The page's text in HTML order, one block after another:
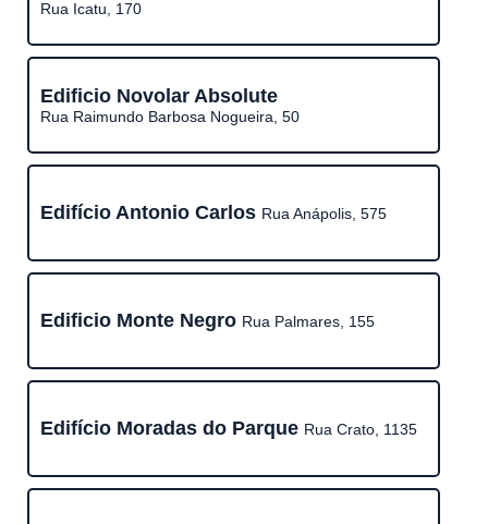
Rua Icatu, 170
Edificio Novolar Absolute
Rua Raimundo Barbosa Nogueira, 50
Edifício Antonio Carlos Rua Anápolis, 575
Edificio Monte Negro Rua Palmares, 155
Edifício Moradas do Parque Rua Crato, 1135